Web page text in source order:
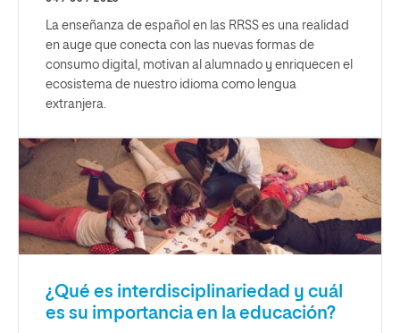
La enseñanza de español en las RRSS es una realidad
en auge que conecta con las nuevas formas de
consumo digital, motivan al alumnado y enriquecen el
ecosistema de nuestro idioma como lengua
extranjera.
¿Qué es interdisciplinariedad y cuál
es su importancia en la educación?